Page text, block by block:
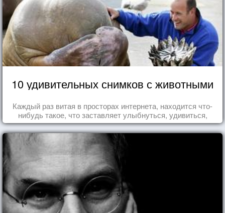
10 удивительных снимков с животными
Каждый раз витая в просторах интернета, находится что-
нибудь такое, что заставляет улыбнуться, удивиться,
восхититься...